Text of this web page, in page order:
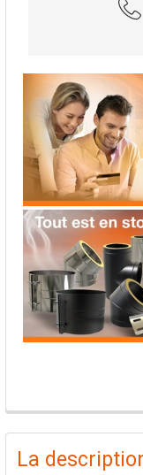
PRODUITS
FRÉQUEMMENT
ACHETÉS
La